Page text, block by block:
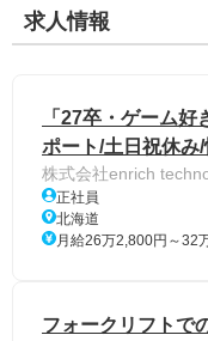
求人情報
「27卒・ゲーム
ポート/土日祝休み
株式会社enrich
正社員
北海道
月給26万2,800円～32
フォークリフトで